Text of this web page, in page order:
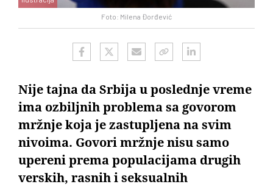
Foto: Milena Đorđević
Nije tajna da Srbija u poslednje vreme
ima ozbiljnih problema sa govorom
mržnje koja je zastupljena na svim
nivoima. Govori mržnje nisu samo
upereni prema populacijama drugih
verskih, rasnih i seksualnih